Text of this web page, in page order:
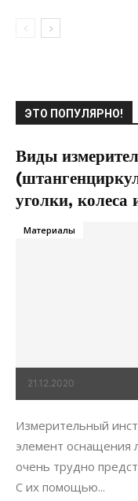
ЭТО ПОПУЛЯРНО!
Виды
уголки, колеса
21.12.2020
Материалы
Измерительный
элемент оснащения
очень трудно
С их помощью...